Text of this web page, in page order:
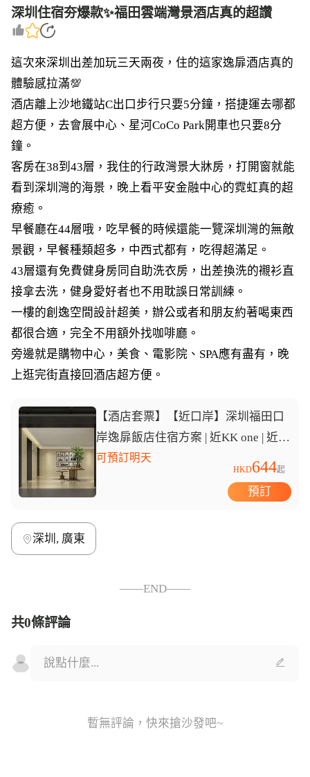
深圳住宿夯爆款✨福田雲端灣景酒店真的超讚
這次來深圳出差加玩三天兩夜，住的這家逸扉酒店真的
體驗感拉滿💯
酒店離上沙地鐵站C出口步行只要5分鐘，搭捷運去哪都
超方便，去會展中心、星河CoCo Park開車也只要8分
鐘。
客房在38到43層，我住的行政灣景大牀房，打開窗就能
看到深圳灣的海景，晚上看平安金融中心的霓虹真的超
療癒。
早餐廳在44層哦，吃早餐的時候還能一覽深圳灣的無敵
景觀，早餐種類超多，中西式都有，吃得超滿足。
43層還有免費健身房同自助洗衣房，出差換洗的襯衫直
接拿去洗，健身愛好者也不用耽誤日常訓練。
一樓的創逸空間設計超美，辦公或者和朋友約著喝東西
都很合適，完全不用額外找咖啡廳。
旁邊就是購物中心，美食、電影院、SPA應有盡有，晚
上逛完街直接回酒店超方便。
【酒店套票】【近口岸】深圳福田口
岸逸扉飯店住宿方案 | 近KK one | 近十
畝地 | 自助洗衣
可預訂明天
HKD644起
預訂
深圳, 廣東
——END——
共0條評論
暫無評論，快來搶沙發吧~